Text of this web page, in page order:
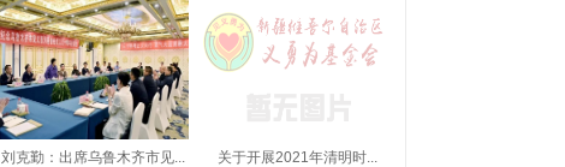
刘克勤：出席乌鲁木齐市见... 关于开展2021年清明时...